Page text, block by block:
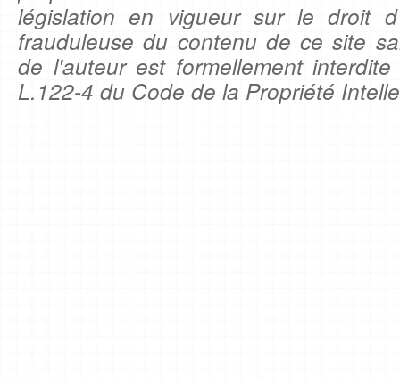
législation en vigueur sur le droit
frauduleuse du contenu de ce site
de l'auteur est formellement
L.122-4 du Code de la Propriété